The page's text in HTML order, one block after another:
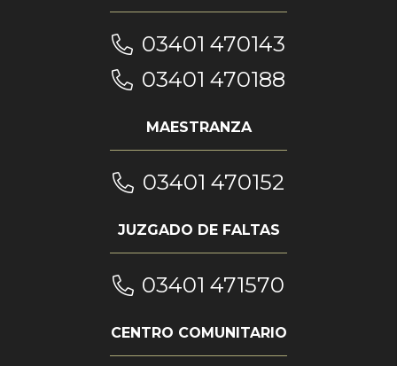
03401 470143
03401 470188
MAESTRANZA
03401 470152
JUZGADO DE FALTAS
03401 471570
CENTRO COMUNITARIO